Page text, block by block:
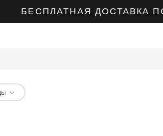
БЕСПЛАТНАЯ ДОСТАВКА